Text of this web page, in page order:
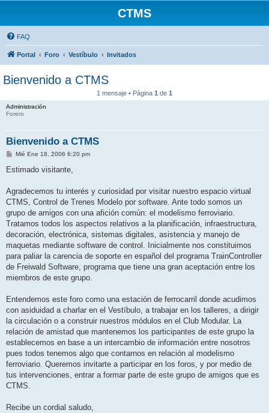
CTMS
FAQ
Portal Foro Vestíbulo Invitados
Bienvenido a CTMS
1 mensaje • Página 1 de 1
Administración
Forero
Bienvenido a CTMS
M
n
j
e
Mié Ene 18, 2006 6:20 pm
Estimado visitante,
Agradecemos tu interés y curiosidad por visitar nuestro espacio virtual
CTMS, Control de Trenes Modelo por software. Ante todo somos un
grupo de amigos con una afición común: el modelismo ferroviario.
Tratamos todos los aspectos relativos a la planificación, infraestructura,
decoración, electrónica, sistemas digitales, asistencia y manejo de
maquetas mediante software de control. Inicialmente nos constituimos
para paliar la carencia de soporte en español del programa TrainController
de Freiwald Software, programa que tiene una gran aceptación entre los
miembros de este grupo.
Entendemos este foro como una estación de ferrocarril donde acudimos
con asiduidad a charlar en el Vestíbulo, a trabajar en los talleres, a dirigir
la circulación o a construir nuestros módulos en el Club Modular. La
relación de amistad que mantenemos los participantes de este grupo la
establecemos en base a un intercambio de información entre nosotros
pues todos tenemos algo que contarnos en relación al modelismo
ferroviario. Queremos invitarte a participar en los foros, y por medio de
tus intervenciones, entrar a formar parte de este grupo de amigos que es
CTMS.
Recibe un cordial saludo,